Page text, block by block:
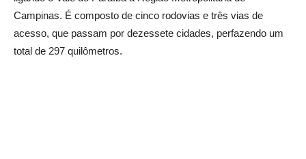
Campinas. É composto de cinco rodovias e três vias de
acesso, que passam por dezessete cidades, perfazendo um
total de 297 quilômetros.